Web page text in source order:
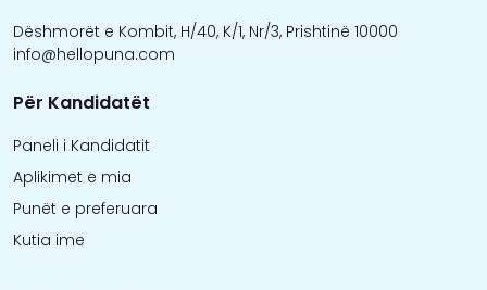
Dëshmorët e Kombit, H/40, K/1, Nr/3, Prishtinë 10000
info@hellopuna.com
Për Kandidatët
Paneli i Kandidatit
Aplikimet e mia
Punët e preferuara
Kutia ime